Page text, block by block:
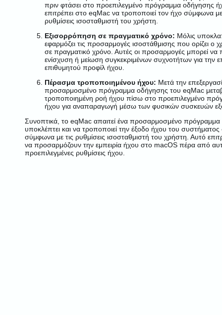
πριν φτάσει στο προεπιλεγμένο πρόγραμμα οδήγησης
επιτρέπει στο eqMac να τροποποιεί τον ήχο σύμφωνα με
ρυθμίσεις ισοσταθμιστή του χρήστη.
Εξισορρόπηση σε πραγματικό χρόνο: Μόλις
εφαρμόζει τις προσαρμογές ισοστάθμισης που ορίζει ο
σε πραγματικό χρόνο. Αυτές οι προσαρμογές μπορεί να
ενίσχυση ή μείωση συγκεκριμένων συχνοτήτων για την
επιθυμητού προφίλ ήχου.
Πέρασμα τροποποιημένου ήχου: Μετά την
προσαρμοσμένο πρόγραμμα οδήγησης του eqMac
τροποποιημένη ροή ήχου πίσω στο προεπιλεγμένο
ήχου για αναπαραγωγή μέσω των φυσικών συσκευών
Συνοπτικά, το eqMac απαιτεί ένα προσαρμοσμένο
υποκλέπτει και να τροποποιεί την έξοδο ήχου του
σύμφωνα με τις ρυθμίσεις ισοσταθμιστή του χρήστη. Αυτό
να προσαρμόζουν την εμπειρία ήχου στο macOS πέρα από
προεπιλεγμένες ρυθμίσεις ήχου.